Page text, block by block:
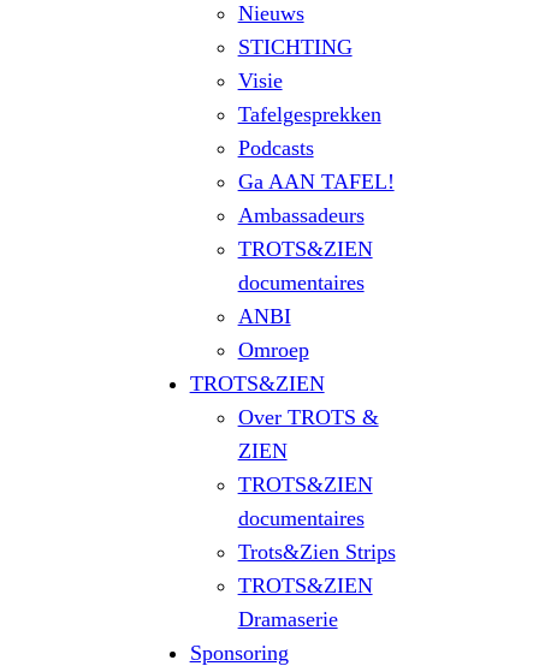
Nieuws
STICHTING
Visie
Tafelgesprekken
Podcasts
Ga AAN TAFEL!
Ambassadeurs
TROTS&ZIEN
documentaires
ANBI
Omroep
TROTS&ZIEN
Over TROTS &
ZIEN
TROTS&ZIEN
documentaires
Trots&Zien Strips
TROTS&ZIEN
Dramaserie
Sponsoring